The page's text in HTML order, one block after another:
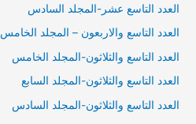
العدد التاسع عشر-المجلد السادس
العدد التاسع والاربعون – المجلد الخامس
العدد التاسع والثلاثون-المجلد الخامس
العدد التاسع والثلاثون-المجلد السابع
العدد التاسع والثلاثون-المجلد السادس